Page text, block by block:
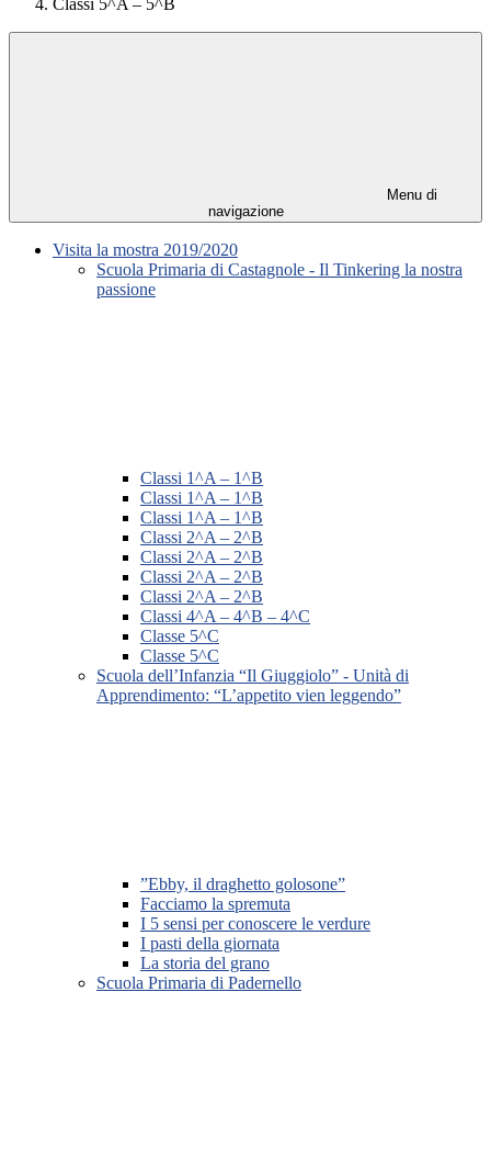
Classi 5^A – 5^B
Menu di
navigazione
Visita la mostra 2019/2020
Scuola Primaria di Castagnole - Il Tinkering la nostra
passione
Classi 1^A – 1^B
Classi 1^A – 1^B
Classi 1^A – 1^B
Classi 2^A – 2^B
Classi 2^A – 2^B
Classi 2^A – 2^B
Classi 2^A – 2^B
Classi 4^A – 4^B – 4^C
Classe 5^C
Classe 5^C
Scuola dell’Infanzia “Il Giuggiolo” - Unità di
Apprendimento: “L’appetito vien leggendo”
”Ebby, il draghetto golosone”
Facciamo la spremuta
I 5 sensi per conoscere le verdure
I pasti della giornata
La storia del grano
Scuola Primaria di Padernello